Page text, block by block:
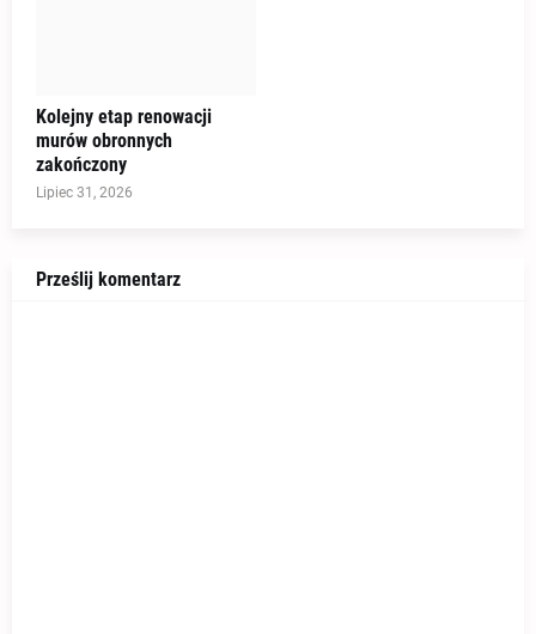
Kolejny etap renowacji
murów obronnych
zakończony
Lipiec 31, 2026
Prześlij komentarz